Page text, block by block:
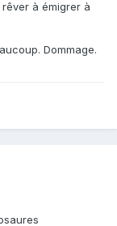
à émigrer à
Dommage.